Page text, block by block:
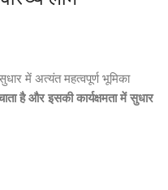
में अत्यंत महत्वपूर्ण भूमिका
है और इसकी कार्यक्षमता में सुधार